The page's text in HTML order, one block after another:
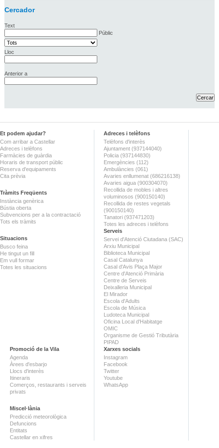
Cercador
Text
Públic
Lloc
Anterior a
Et podem ajudar?
Com arribar a Castellar
Adreces i telèfons
Farmàcies de guàrdia
Horaris de transport públic
Reserva d'equipaments
Cita prèvia
Tràmits Freqüents
Instància genèrica
Bústia oberta
Subvencions per a la contractació
Tots els tràmits
Situacions
Busco feina
He tingut un fill
Em vull formar
Totes les situacions
Adreces i telèfons
Telèfons d'interès
Ajuntament (937144040)
Policia (937144830)
Emergències (112)
Ambulàncies (061)
Avaries enllumenat (686216138)
Avaries aigua (900304070)
Recollida de mobles i altres
voluminosos (900150140)
Recollida de restes vegetals
(900150140)
Tanatori (937471203)
Totes les adreces i telèfons
Serveis
Servei d'Atenció Ciutadana (SAC)
Arxiu Municipal
Biblioteca Municipal
Casal Catalunya
Casal d'Avis Plaça Major
Centre d'Atenció Primària
Centre de Serveis
Deixalleria Municipal
El Mirador
Escola d'Adults
Escola de Música
Ludoteca Municipal
Oficina Local d'Habitatge
OMIC
Organisme de Gestió Tributària
PIPAD
Promoció de la Vila
Agenda
Àrees d'esbarjo
Llocs d'interès
Itineraris
Comerços, restaurants i serveis
privats
Miscel·lània
Predicció meteorològica
Defuncions
Entitats
Castellar en xifres
Xarxes socials
Instagram
Facebook
Twitter
Youtube
WhatsApp